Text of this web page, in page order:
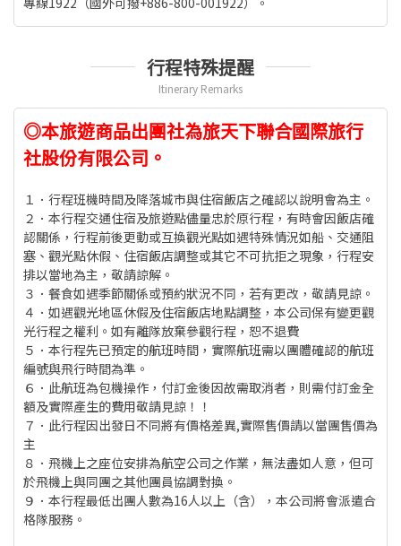
行程特殊提醒
Itinerary Remarks
◎本旅遊商品出團社為旅天下聯合國際旅行
社股份有限公司。
１．行程班機時間及降落城市與住宿飯店之確認以說明會為主。
２．本行程交通住宿及旅遊點儘量忠於原行程，有時會因飯店確
認關係，行程前後更動或互換觀光點如遇特殊情況如船、交通阻
塞、觀光點休假、住宿飯店調整或其它不可抗拒之現象，行程安
排以當地為主，敬請諒解。
３．餐食如遇季節關係或預約狀況不同，若有更改，敬請見諒。
４．如遇觀光地區休假及住宿飯店地點調整，本公司保有變更觀
光行程之權利。如有離隊放棄參觀行程，恕不退費
５．本行程先已預定的航班時間，實際航班需以團體確認的航班
編號與飛行時間為準。
６．此航班為包機操作，付訂金後因故需取消者，則需付訂金全
額及實際產生的費用敬請見諒！！
７．此行程因出發日不同將有價格差異,實際售價請以當團售價為
主
８．飛機上之座位安排為航空公司之作業，無法盡如人意，但可
於飛機上與同團之其他團員協調對換。
９．本行程最低出團人數為16人以上（含），本公司將會派遣合
格隊服務。